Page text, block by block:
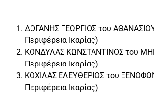
ΔΟΓΑΝΗΣ ΓΕΩΡΓΙΟΣ του
Περιφέρεια Ικαρίας)
ΚΟΝΔΥΛΑΣ ΚΩΝΣΤΑΝΤΙΝΟΣ του
Περιφέρεια Ικαρίας)
ΚΟΧΙΛΑΣ ΕΛΕΥΘΕΡΙΟΣ του
Περιφέρεια Ικαρίας)